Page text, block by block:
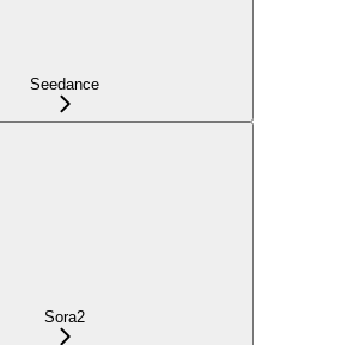
Seedance
Sora2